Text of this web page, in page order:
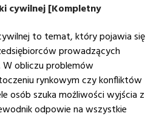
cywilnej [Kompletny
to temat, który pojawia się
prowadzących
obliczu problemów
rynkowym czy konfliktów
osób szuka możliwości wyjścia z
odpowie na wszystkie